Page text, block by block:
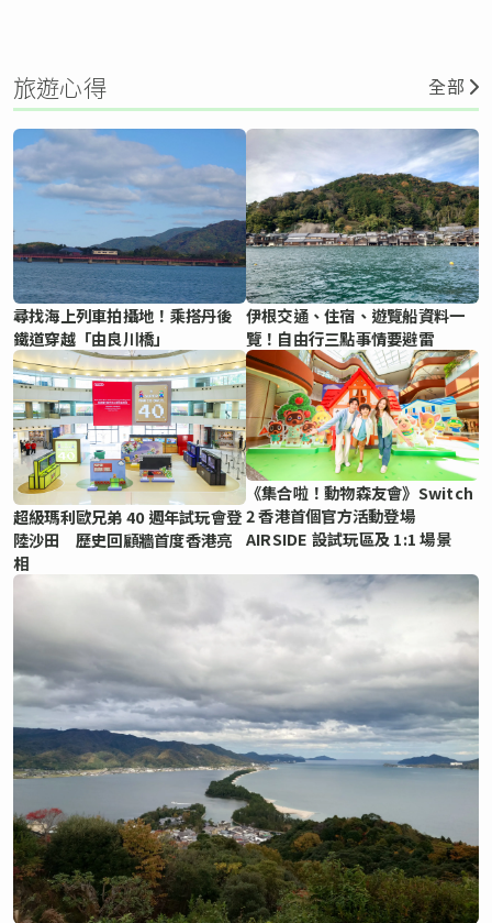
旅遊心得 全部
尋找海上列車拍攝地！乘搭丹後
鐵道穿越「由良川橋」
伊根交通、住宿、遊覽船資料一
覽！自由行三點事情要避雷
超級瑪利歐兄弟 40 週年試玩會登
陸沙田 歷史回顧牆首度香港亮
相
《集合啦！動物森友會》Switch
2 香港首個官方活動登場
AIRSIDE 設試玩區及 1:1 場景